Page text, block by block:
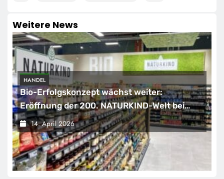
Weitere News
HANDEL
Bio-Erfolgskonzept wächst weiter:
Eröffnung der 200. NATURKIND-Welt bei
EDEKA
14. April 2026